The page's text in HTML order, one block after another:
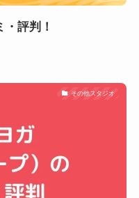
評判！
その他スタジオ